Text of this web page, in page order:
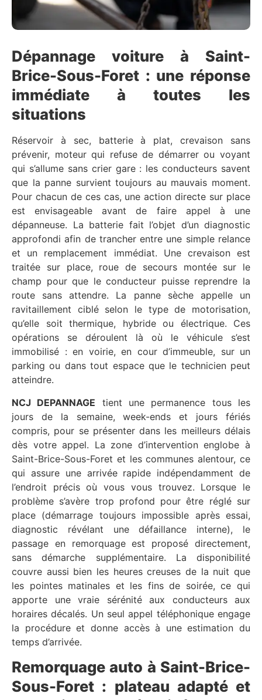
Dépannage voiture à Saint-
Brice-Sous-Foret : une réponse
immédiate à toutes les
situations
Réservoir à sec, batterie à plat, crevaison sans
prévenir, moteur qui refuse de démarrer ou voyant
qui s’allume sans crier gare : les conducteurs savent
que la panne survient toujours au mauvais moment.
Pour chacun de ces cas, une action directe sur place
est envisageable avant de faire appel à une
dépanneuse. La batterie fait l’objet d’un diagnostic
approfondi afin de trancher entre une simple relance
et un remplacement immédiat. Une crevaison est
traitée sur place, roue de secours montée sur le
champ pour que le conducteur puisse reprendre la
route sans attendre. La panne sèche appelle un
ravitaillement ciblé selon le type de motorisation,
qu’elle soit thermique, hybride ou électrique. Ces
opérations se déroulent là où le véhicule s’est
immobilisé : en voirie, en cour d’immeuble, sur un
parking ou dans tout espace que le technicien peut
atteindre.
NCJ DEPANNAGE tient une permanence tous les
jours de la semaine, week-ends et jours fériés
compris, pour se présenter dans les meilleurs délais
dès votre appel. La zone d’intervention englobe à
Saint-Brice-Sous-Foret et les communes alentour, ce
qui assure une arrivée rapide indépendamment de
l’endroit précis où vous vous trouvez. Lorsque le
problème s’avère trop profond pour être réglé sur
place (démarrage toujours impossible après essai,
diagnostic révélant une défaillance interne), le
passage en remorquage est proposé directement,
sans démarche supplémentaire. La disponibilité
couvre aussi bien les heures creuses de la nuit que
les pointes matinales et les fins de soirée, ce qui
apporte une vraie sérénité aux conducteurs aux
horaires décalés. Un seul appel téléphonique engage
la procédure et donne accès à une estimation du
temps d’arrivée.
Remorquage auto à Saint-Brice-
Sous-Foret : plateau adapté et